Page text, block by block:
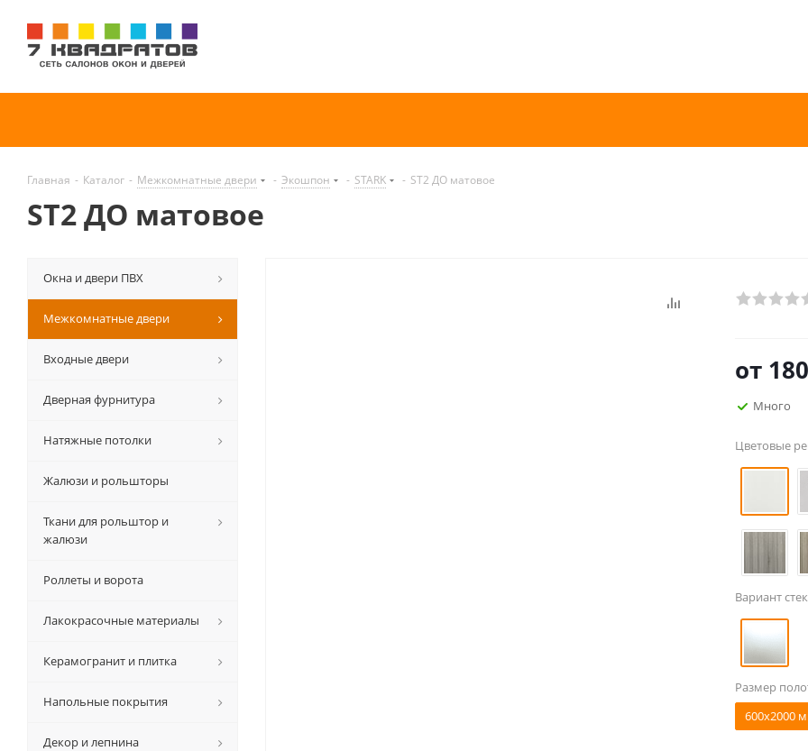
Главная - Каталог - Межкомнатные двери - Экошпон - STARK - ST2 ДО матовое
ST2 ДО матовое
от
Много
Цветовые
Вариант
Размер
600x2000
Окна и двери ПВХ
Межкомнатные двери
Входные двери
Дверная фурнитура
Натяжные потолки
Жалюзи и рольшторы
Ткани для рольштор и
жалюзи
Роллеты и ворота
Лакокрасочные материалы
Керамогранит и плитка
Напольные покрытия
Декор и лепнина